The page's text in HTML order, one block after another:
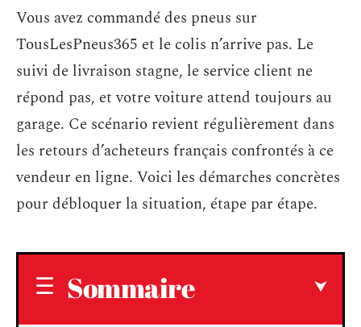
Vous avez commandé des pneus sur
TousLesPneus365 et le colis n’arrive pas. Le
suivi de livraison stagne, le service client ne
répond pas, et votre voiture attend toujours au
garage. Ce scénario revient régulièrement dans
les retours d’acheteurs français confrontés à ce
vendeur en ligne. Voici les démarches concrètes
pour débloquer la situation, étape par étape.
Sommaire